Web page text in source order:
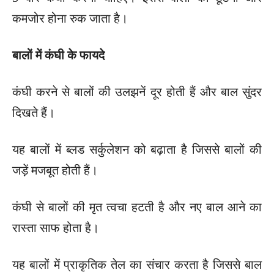
कमजोर होना रुक जाता है।
बालों में कंघी के फायदे
कंघी करने से बालों की उलझनें दूर होती हैं और बाल सुंदर
दिखते हैं।
यह बालों में ब्लड सर्कुलेशन को बढ़ाता है जिससे बालों की
जड़ें मजबूत होती हैं।
कंघी से बालों की मृत त्वचा हटती है और नए बाल आने का
रास्ता साफ होता है।
यह बालों में प्राकृतिक तेल का संचार करता है जिससे बाल